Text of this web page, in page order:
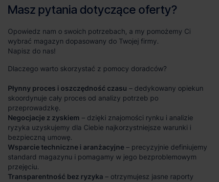
Masz pytania dotyczące oferty?
Opowiedz nam o swoich potrzebach, a my pomożemy Ci
wybrać magazyn dopasowany do Twojej firmy.
Napisz do nas!
Dlaczego warto skorzystać z pomocy doradców?
Płynny proces i oszczędność czasu – dedykowany opiekun
skoordynuje cały proces od analizy potrzeb po
przeprowadzkę.
Negocjacje z zyskiem – dzięki znajomości rynku i analizie
ryzyka uzyskujemy dla Ciebie najkorzystniejsze warunki i
bezpieczną umowę.
Wsparcie techniczne i aranżacyjne – precyzyjnie definiujemy
standard magazynu i pomagamy w jego bezproblemowym
przejęciu.
Transparentność bez ryzyka – otrzymujesz jasne raporty